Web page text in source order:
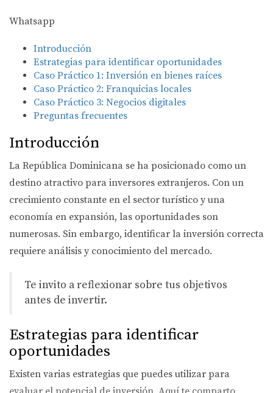
Whatsapp
Introducción
Estrategias para identificar oportunidades
Caso Práctico 1: Inversión en bienes raíces
Caso Práctico 2: Franquicias locales
Caso Práctico 3: Negocios digitales
Preguntas frecuentes
Introducción
La República Dominicana se ha posicionado como un
destino atractivo para inversores extranjeros. Con un
crecimiento constante en el sector turístico y una
economía en expansión, las oportunidades son
numerosas. Sin embargo, identificar la inversión correcta
requiere análisis y conocimiento del mercado.
Te invito a reflexionar sobre tus objetivos
antes de invertir.
Estrategias para identificar
oportunidades
Existen varias estrategias que puedes utilizar para